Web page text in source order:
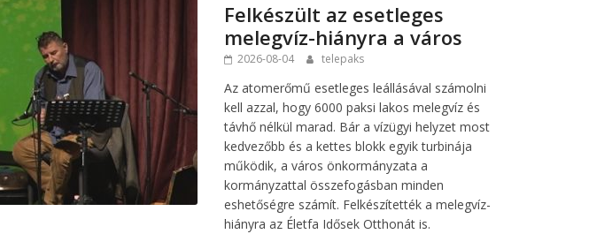
Felkészült az esetleges
melegvíz-hiányra a város
2026-08-04 telepaks
Az atomerőmű esetleges leállásával számolni
kell azzal, hogy 6000 paksi lakos melegvíz és
távhő nélkül marad. Bár a vízügyi helyzet most
kedvezőbb és a kettes blokk egyik turbinája
működik, a város önkormányzata a
kormányzattal összefogásban minden
eshetőségre számít. Felkészítették a melegvíz-
hiányra az Életfa Idősek Otthonát is.